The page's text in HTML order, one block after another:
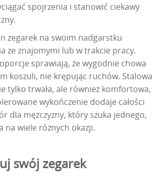
spojrzenia i stanowić ciekawy
zegarek na swoim nadgarstku
ze znajomymi lub w trakcie pracy.
sprawiają, że wygodnie chowa
koszuli, nie krępując ruchów. Stalowa
tylko trwała, ale również komfortowa,
wykończenie dodaje całości
dla mężczyzny, który szuka jednego,
na wiele różnych okazji.
swój zegarek